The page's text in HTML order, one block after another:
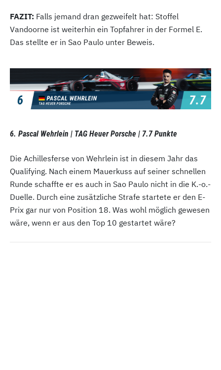
FAZIT: Falls jemand dran gezweifelt hat: Stoffel
Vandoorne ist weiterhin ein Topfahrer in der Formel E.
Das stellte er in Sao Paulo unter Beweis.
6. Pascal Wehrlein | TAG Heuer Porsche | 7.7 Punkte
Die Achillesferse von Wehrlein ist in diesem Jahr das
Qualifying. Nach einem Mauerkuss auf seiner schnellen
Runde schaffte er es auch in Sao Paulo nicht in die K.-o.-
Duelle. Durch eine zusätzliche Strafe startete er den E-
Prix gar nur von Position 18. Was wohl möglich gewesen
wäre, wenn er aus den Top 10 gestartet wäre?